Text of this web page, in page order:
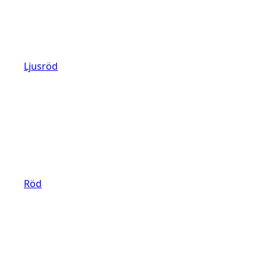
Ljusröd
Röd